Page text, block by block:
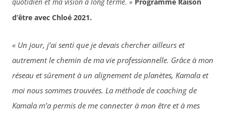
d’être avec Chloé 2021.
« Un jour, j’ai senti que je devais chercher ailleurs et
autrement le chemin de ma vie professionnelle. Grâce à mon
réseau et sûrement à un alignement de planètes, Kamala et
moi nous sommes trouvées. La méthode de coaching de
Kamala m’a permis de me connecter à mon être et à mes